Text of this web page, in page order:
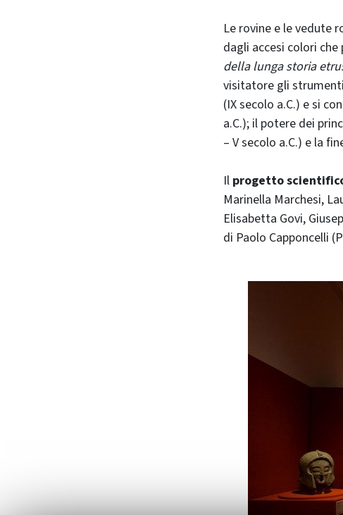
Le rovine e le vedute
dagli accesi colori
della lunga storia
visitatore gli
(IX secolo a.C.) e si
a.C.); il potere dei
– V secolo a.C.) e la
Il progetto
Marinella Marchesi,
Elisabetta Govi,
di Paolo Capponcelli